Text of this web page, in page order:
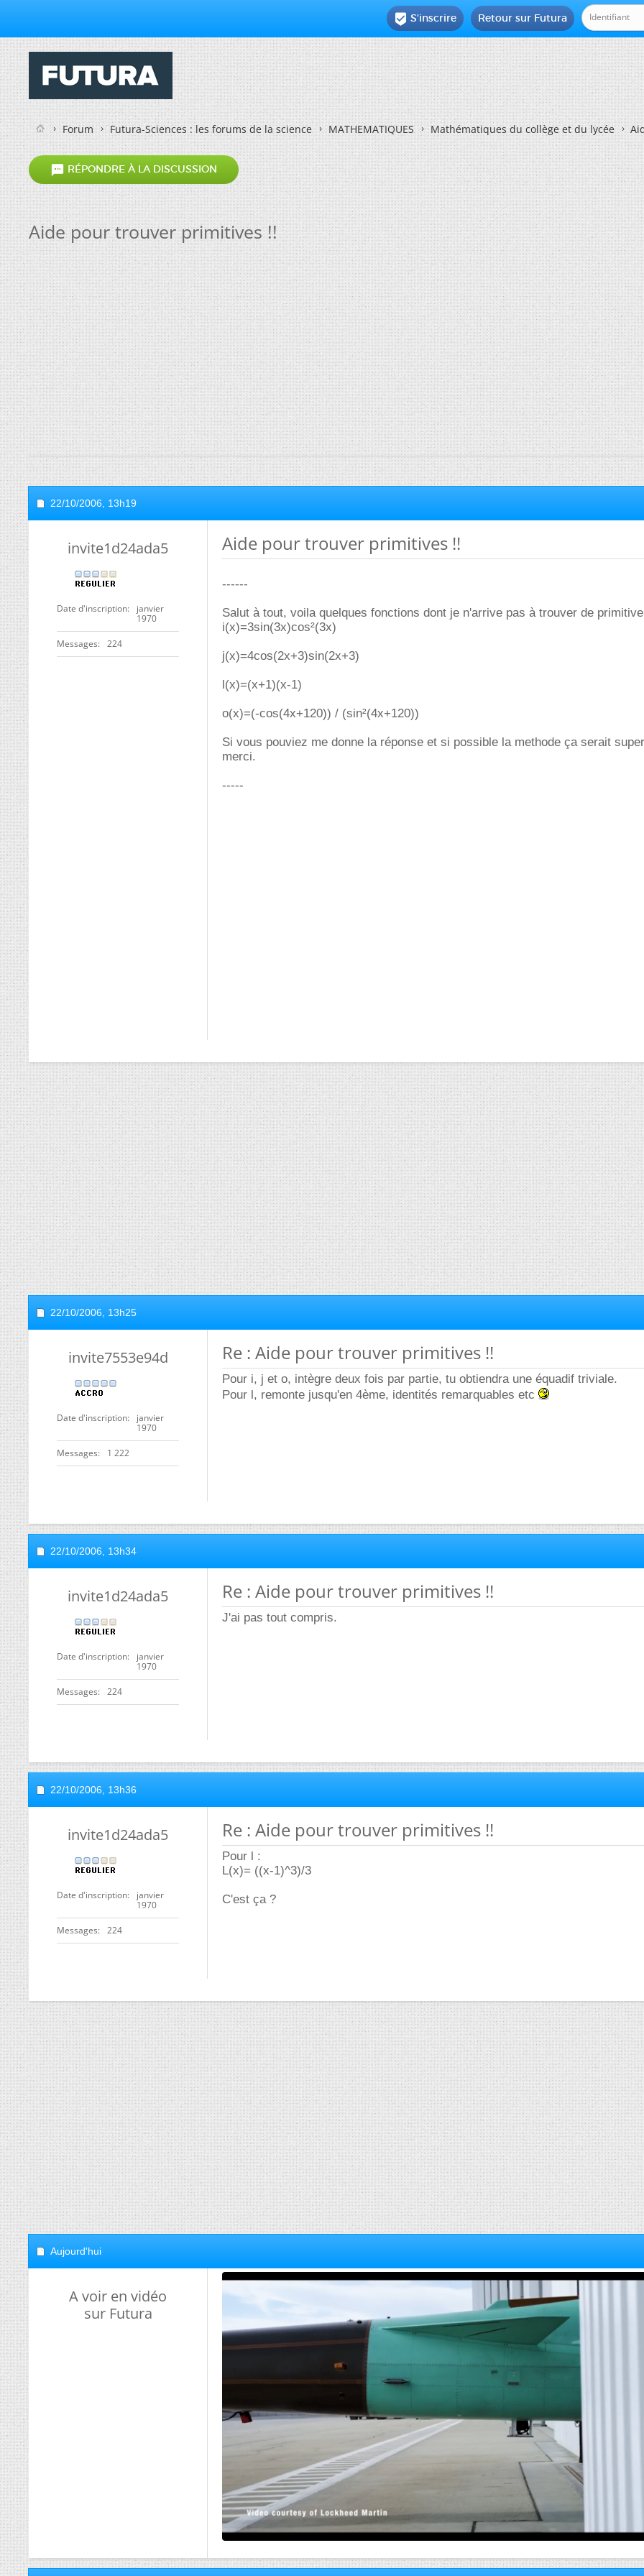
Retour sur Futura
 S'inscrire
Forum Futura-Sciences : les forums de la science MATHEMATIQUES Mathématiques du collège et du lycée
 RÉPONDRE À LA DISCUSSION
Aide pour trouver primitives !!
22/10/2006, 13h19
invite1d24ada5
Date d'inscription
janvier
1970
Messages 224
Aide pour trouver primitives !!
------
Salut à tout, voila quelques fonctions dont je n'arrive pas à trouver de
i(x)=3sin(3x)cos²(3x)
j(x)=4cos(2x+3)sin(2x+3)
l(x)=(x+1)(x-1)
o(x)=(-cos(4x+120)) / (sin²(4x+120))
Si vous pouviez me donne la réponse et si possible la methode ça serait
merci.
-----
22/10/2006, 13h25
invite7553e94d
Date d'inscription
janvier
1970
Messages 1 222
Re : Aide pour trouver primitives !!
Pour i, j et o, intègre deux fois par partie, tu obtiendra une équadif triviale.
Pour l, remonte jusqu'en 4ème, identités remarquables etc
22/10/2006, 13h34
invite1d24ada5
Date d'inscription
janvier
1970
Messages 224
Re : Aide pour trouver primitives !!
J'ai pas tout compris.
22/10/2006, 13h36
invite1d24ada5
Date d'inscription
janvier
1970
Messages 224
Re : Aide pour trouver primitives !!
Pour l :
L(x)= ((x-1)^3)/3
C'est ça ?
Aujourd'hui
A voir en vidéo
sur Futura